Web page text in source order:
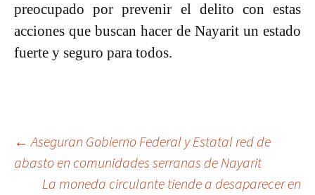
preocupado por prevenir el delito con estas
acciones que buscan hacer de Nayarit un estado
fuerte y seguro para todos.
← Aseguran Gobierno Federal y Estatal red de
abasto en comunidades serranas de Nayarit
La moneda circulante tiende a desaparecer en